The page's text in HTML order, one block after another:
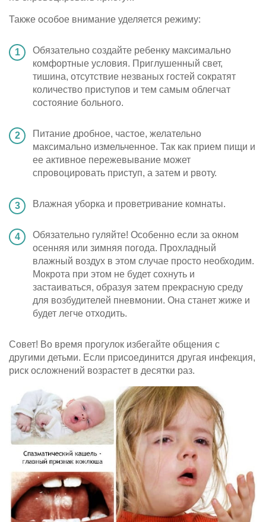
Также особое внимание уделяется режиму:
Обязательно создайте ребенку максимально
комфортные условия. Приглушенный свет,
тишина, отсутствие незваных гостей сократят
количество приступов и тем самым облегчат
состояние больного.
Питание дробное, частое, желательно
максимально измельченное. Так как прием пищи и
ее активное пережевывание может
спровоцировать приступ, а затем и рвоту.
Влажная уборка и проветривание комнаты.
Обязательно гуляйте! Особенно если за окном
осенняя или зимняя погода. Прохладный
влажный воздух в этом случае просто необходим.
Мокрота при этом не будет сохнуть и
застаиваться, образуя затем прекрасную среду
для возбудителей пневмонии. Она станет жиже и
будет легче отходить.
Совет! Во время прогулок избегайте общения с
другими детьми. Если присоединится другая инфекция,
риск осложнений возрастет в десятки раз.